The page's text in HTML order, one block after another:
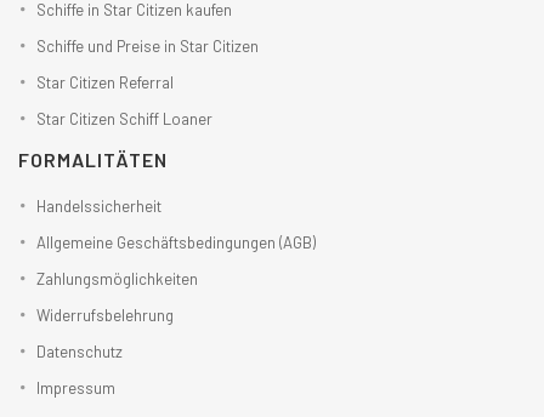
Schiffe in Star Citizen kaufen
Schiffe und Preise in Star Citizen
Star Citizen Referral
Star Citizen Schiff Loaner
FORMALITÄTEN
Handelssicherheit
Allgemeine Geschäftsbedingungen (AGB)
Zahlungsmöglichkeiten
Widerrufsbelehrung
Datenschutz
Impressum